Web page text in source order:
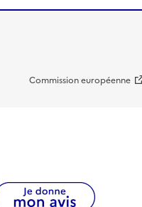
Commission européenne